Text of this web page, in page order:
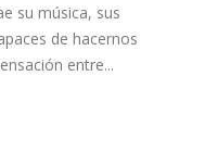
su música, sus
de hacernos
entre...